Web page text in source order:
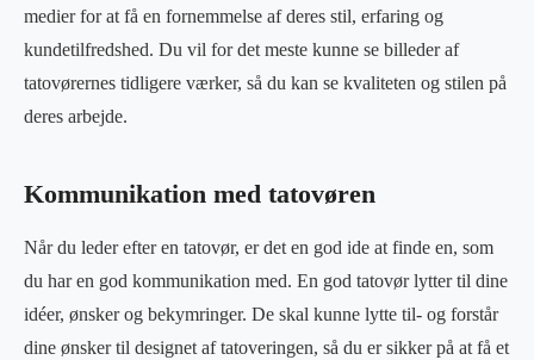
medier for at få en fornemmelse af deres stil, erfaring og
kundetilfredshed. Du vil for det meste kunne se billeder af
tatovørernes tidligere værker, så du kan se kvaliteten og stilen på
deres arbejde.
Kommunikation med tatovøren
Når du leder efter en tatovør, er det en god ide at finde en, som
du har en god kommunikation med. En god tatovør lytter til dine
idéer, ønsker og bekymringer. De skal kunne lytte til- og forstår
dine ønsker til designet af tatoveringen, så du er sikker på at få et